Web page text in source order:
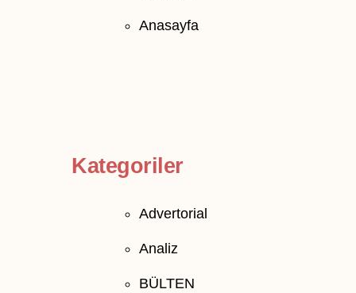
Anasayfa
Kategoriler
Advertorial
Analiz
BÜLTEN